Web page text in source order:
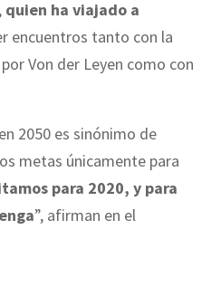
, quien ha viajado a
encuentros tanto con la
Von der Leyen como con
2050 es sinónimo de
metas únicamente para
para 2020, y para
”, afirman en el